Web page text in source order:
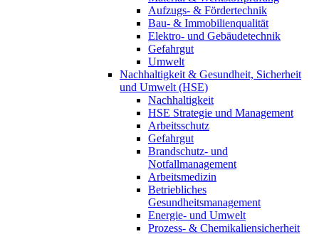
Aufzugs- & Fördertechnik
Bau- & Immobilienqualität
Elektro- und Gebäudetechnik
Gefahrgut
Umwelt
Nachhaltigkeit & Gesundheit, Sicherheit
und Umwelt (HSE)
Nachhaltigkeit
HSE Strategie und Management
Arbeitsschutz
Gefahrgut
Brandschutz- und
Notfallmanagement
Arbeitsmedizin
Betriebliches
Gesundheitsmanagement
Energie- und Umwelt
Prozess- & Chemikaliensicherheit